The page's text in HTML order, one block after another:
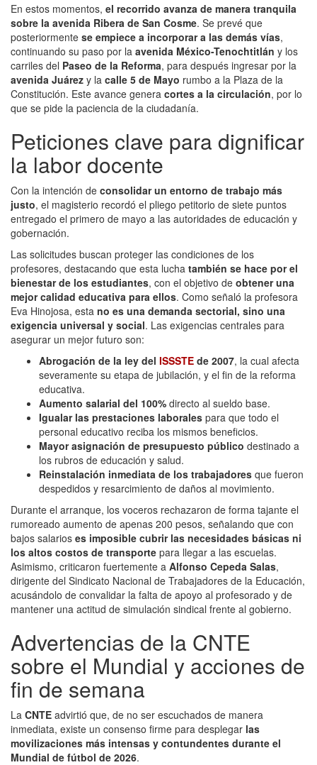
En estos momentos, el recorrido avanza de manera tranquila
sobre la avenida Ribera de San Cosme. Se prevé que
posteriormente se empiece a incorporar a las demás vías,
continuando su paso por la avenida México-Tenochtitlán y los
carriles del Paseo de la Reforma, para después ingresar por la
avenida Juárez y la calle 5 de Mayo rumbo a la Plaza de la
Constitución. Este avance genera cortes a la circulación, por lo
que se pide la paciencia de la ciudadanía.
Peticiones clave para dignificar
la labor docente
Con la intención de consolidar un entorno de trabajo más
justo, el magisterio recordó el pliego petitorio de siete puntos
entregado el primero de mayo a las autoridades de educación y
gobernación.
Las solicitudes buscan proteger las condiciones de los
profesores, destacando que esta lucha también se hace por el
bienestar de los estudiantes, con el objetivo de obtener una
mejor calidad educativa para ellos. Como señaló la profesora
Eva Hinojosa, esta no es una demanda sectorial, sino una
exigencia universal y social. Las exigencias centrales para
asegurar un mejor futuro son:
Abrogación de la ley del ISSSTE de 2007, la cual afecta
severamente su etapa de jubilación, y el fin de la reforma
educativa.
Aumento salarial del 100% directo al sueldo base.
Igualar las prestaciones laborales para que todo el
personal educativo reciba los mismos beneficios.
Mayor asignación de presupuesto público destinado a
los rubros de educación y salud.
Reinstalación inmediata de los trabajadores que fueron
despedidos y resarcimiento de daños al movimiento.
Durante el arranque, los voceros rechazaron de forma tajante el
rumoreado aumento de apenas 200 pesos, señalando que con
bajos salarios es imposible cubrir las necesidades básicas ni
los altos costos de transporte para llegar a las escuelas.
Asimismo, criticaron fuertemente a Alfonso Cepeda Salas,
dirigente del Sindicato Nacional de Trabajadores de la Educación,
acusándolo de convalidar la falta de apoyo al profesorado y de
mantener una actitud de simulación sindical frente al gobierno.
Advertencias de la CNTE
sobre el Mundial y acciones de
fin de semana
La CNTE advirtió que, de no ser escuchados de manera
inmediata, existe un consenso firme para desplegar las
movilizaciones más intensas y contundentes durante el
Mundial de fútbol de 2026.